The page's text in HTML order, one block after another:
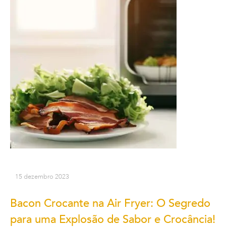
15 dezembro 2023
Bacon Crocante na Air Fryer: O Segredo
para uma Explosão de Sabor e Crocância!